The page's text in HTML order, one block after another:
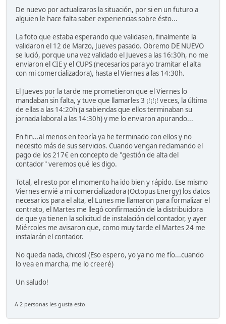
De nuevo por actualizaros la situación, por si en un futuro a
alguien le hace falta saber experiencias sobre ésto...
La foto que estaba esperando que validasen, finalmente la
validaron el 12 de Marzo, Jueves pasado. Obremo DE NUEVO
se lució, porque una vez validado el Jueves a las 16:30h, no me
enviaron el CIE y el CUPS (necesarios para yo tramitar el alta
con mi comercializadora), hasta el Viernes a las 14:30h.
El Jueves por la tarde me prometieron que el Viernes lo
mandaban sin falta, y tuve que llamarles 3 ¡!¡!¡! veces, la última
de ellas a las 14:20h (a sabiendas que ellos terminaban su
jornada laboral a las 14:30h) y me lo enviaron apurando...
En fin...al menos en teoría ya he terminado con ellos y no
necesito más de sus servicios. Cuando vengan reclamando el
pago de los 217€ en concepto de "gestión de alta del
contador" veremos qué les digo.
Total, el resto por el momento ha ido bien y rápido. Ese mismo
Viernes envié a mi comercializadora (Octopus Energy) los datos
necesarios para el alta, el Lunes me llamaron para formalizar el
contrato, el Martes me llegó confirmación de la distribuidora
de que ya tienen la solicitud de instalación del contador, y ayer
Miércoles me avisaron que, como muy tarde el Martes 24 me
instalarán el contador.
No queda nada, chicos! (Eso espero, yo ya no me fío...cuando
lo vea en marcha, me lo creeré)
Un saludo!
A 2 personas les gusta esto.